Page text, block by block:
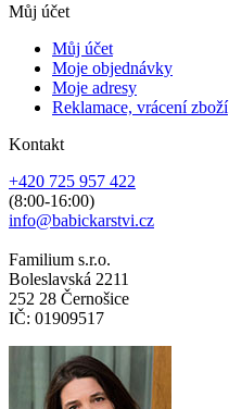
Můj účet
Můj účet
Moje objednávky
Moje adresy
Reklamace, vrácení zboží
Kontakt
+420 725 957 422
(8:00-16:00)
info@babickarstvi.cz
Familium s.r.o.
Boleslavská 2211
252 28 Černošice
IČ: 01909517